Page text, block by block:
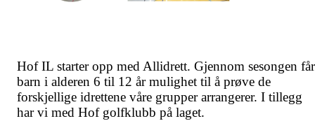
Hof IL starter opp med Allidrett. Gjennom sesongen får
barn i alderen 6 til 12 år mulighet til å prøve de
forskjellige idrettene våre grupper arrangerer. I tillegg
har vi med Hof golfklubb på laget.